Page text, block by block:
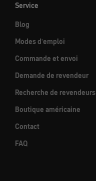
Service
Blog
Modes d'emploi
Commande et envoi
Demande de revendeur
Recherche de revendeurs
Boutique américaine
Contact
FAQ